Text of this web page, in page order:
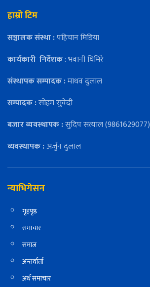
हाम्रो टिम
सञ्चालक संस्था :पहिचान मिडिया
कार्यकारी निर्देशक: भवानी घिमिरे
संस्थापक सम्पादक :माधव दुलाल
सम्पादक :सोहम सुवेदी
बजार ब्यवस्थापक :सुदिप सत्याल (9861629077)
व्यवस्थापक :अर्जुन दुलाल
न्याभिगेसन
गृहपृष्ठ
समाचार
समाज
अन्तर्वार्ता
अर्थ समाचार